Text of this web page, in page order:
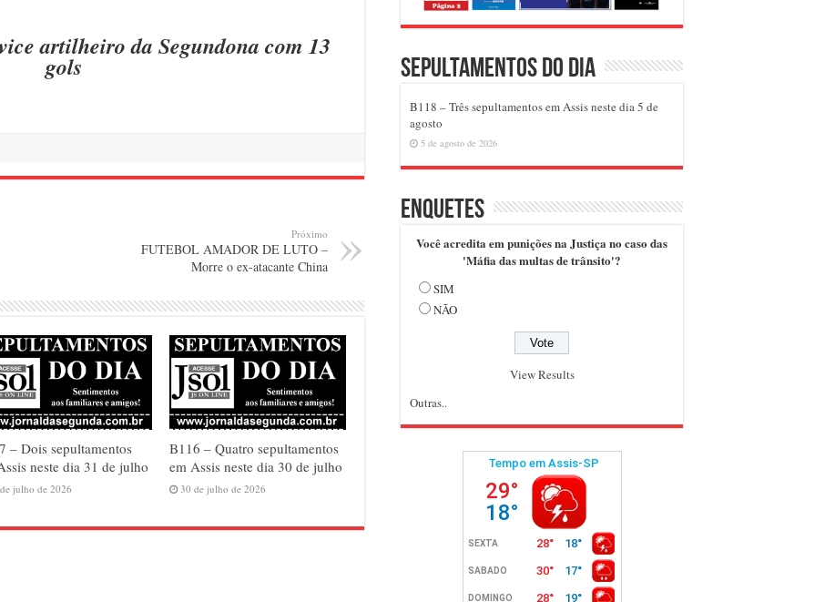
artilheiro da Segundona com 13
gols
Próximo
FUTEBOL AMADOR DE LUTO –
Morre o ex-atacante China
– Dois sepultamentos
neste dia 31 de julho
julho de 2026
B116 – Quatro sepultamentos
em Assis neste dia 30 de julho
30 de julho de 2026
Sepultamentos do dia
B118 – Três sepultamentos em Assis neste dia 5 de
agosto
5 de agosto de 2026
Enquetes
Você acredita em punições na Justiça no caso das
'Máfia das multas de trânsito'?
SIM
NÃO
View Results
Outras..